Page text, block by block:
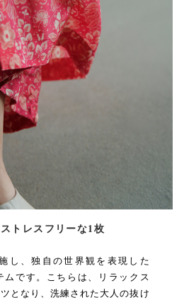
トレスフリーな1枚
し、独自の世界観を表現した
ムです。こちらは、リラックス
となり、洗練された大人の抜け